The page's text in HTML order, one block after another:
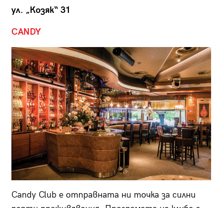
ул. „Козяк“ 31
CANDY
Candy Club е отправната ни точка за силни